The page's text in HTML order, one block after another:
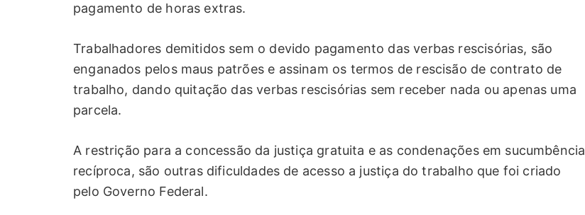
pagamento de horas extras.
Trabalhadores demitidos sem o devido pagamento das verbas rescisórias, são
enganados pelos maus patrões e assinam os termos de rescisão de contrato de
trabalho, dando quitação das verbas rescisórias sem receber nada ou apenas uma
parcela.
A restrição para a concessão da justiça gratuita e as condenações em sucumbência
recíproca, são outras dificuldades de acesso a justiça do trabalho que foi criado
pelo Governo Federal.